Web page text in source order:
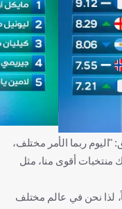
ربما الأمر مختلف،
منتخبات أقوى منا، مثل
لذا نحن في عالم مختلف